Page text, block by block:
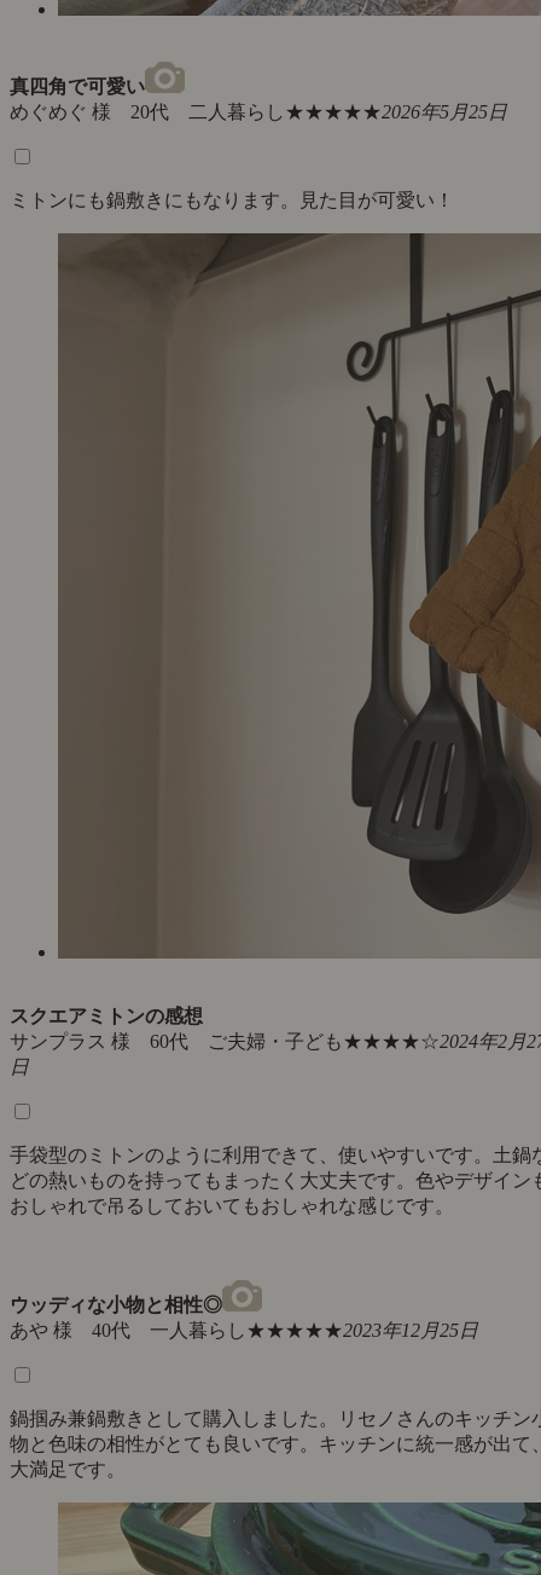
真四角で可愛い
めぐめぐ 様 20代 二人暮らし★★★★★2026年5月25日
ミトンにも鍋敷きにもなります。見た目が可愛い！
スクエアミトンの感想
サンプラス 様 60代 ご夫婦・子ども★★★★☆2024年2月
日
手袋型のミトンのように利用できて、使いやすいです。土鍋
どの熱いものを持ってもまったく大丈夫です。色やデザイン
おしゃれで吊るしておいてもおしゃれな感じです。
ウッディな小物と相性◎
あや 様 40代 一人暮らし★★★★★2023年12月25日
鍋掴み兼鍋敷きとして購入しました。リセノさんのキッチン
物と色味の相性がとても良いです。キッチンに統一感が出て
大満足です。